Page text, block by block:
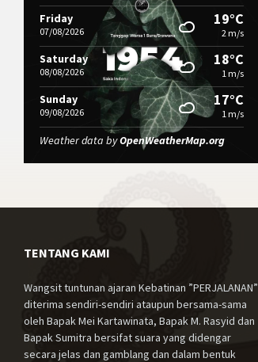
Friday
07/08/2026
19°C
2 m/s
Saturday
08/08/2026
18°C
1 m/s
Sunday
09/08/2026
17°C
1 m/s
Weather data byOpenWeatherMap.org
TENTANG KAMI
Wangsit tuntunan ajaran Kebatinan ”PERJALANAN”
diterima sendiri-sendiri ataupun bersama-sama
oleh Bapak Mei Kartawinata, Bapak M. Rasyid dan
Bapak Sumitra bersifat suara yang didengar
secara jelas dan gamblang dan dalam bentuk